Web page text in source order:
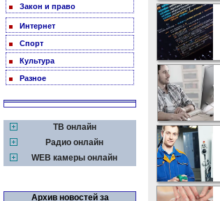
Закон и право
Интернет
Спорт
Культура
Разное
ТВ онлайн
Радио онлайн
WEB камеры онлайн
Архив новостей за